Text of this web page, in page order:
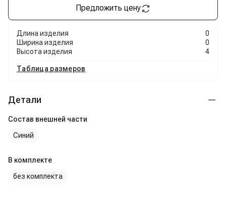
Предложить цену
Длина изделия
0
Ширина изделия
0
Высота изделия
4
Таблица размеров
Детали
Состав внешней части
Синий
В комплекте
без комплекта